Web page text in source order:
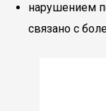
нарушением
связано с